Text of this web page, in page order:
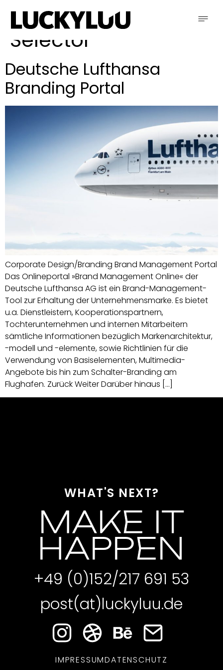
Schlagwort:
Selector
Deutsche Lufthansa
Branding Portal
Corporate Design/Branding Brand Management Portal
Das Onlineportal »Brand Management Online« der
Deutsche Lufthansa AG ist ein Brand-Management-
Tool zur Erhaltung der Unternehmensmarke. Es bietet
u.a. Dienstleistern, Kooperationspartnern,
Tochterunternehmen und internen Mitarbeitern
sämtliche Informationen bezüglich Markenarchitektur,
-modell und -elemente, sowie Richtlinien für die
Verwendung von Basiselementen, Multimedia-
Angebote bis hin zum Schalter-Branding am
Flughafen. Zurück Weiter Darüber hinaus […]
WHAT'S NEXT?
MAKE IT
HAPPEN
+49 (0)152/217 691 53
post(at)luckyluu.de
IMPRESSUMDATENSCHUTZ